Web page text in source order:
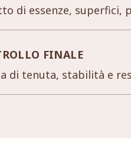
di essenze, superfici,
FINALE
di tenuta, stabilità e